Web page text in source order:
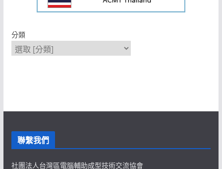
分類
聯繫我們
社團法人台灣區電腦輔助成型技術交流協會